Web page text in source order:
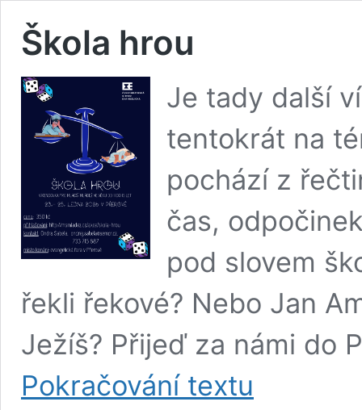
Škola hrou
Je tady další
tentokrát na
pochází z
čas,
pod slovem
řekli řekové? Nebo Jan
Ježíš? Přijeď za námi do
Pokračování textu